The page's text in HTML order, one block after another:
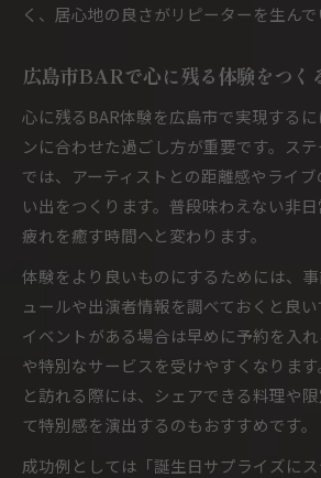
く、居心地の良さがリピーターを生んで
広島市BARで心に残る体験をつく
心に残るBAR体験を広島市で実現する
ンに合わせた過ごし方が重要です。ス
では、アーティストとの距離感やライ
い出をつくります。普段味わえない非
疲れを癒す時間へと変わります。
体験をより良いものにするためには、
ュールや出演者情報を調べておくと良
イベントがある場合は早めに予約を入
や特別なサービスを受けやすくなりま
と訪れる際には、シェアできる料理や
て特別感を演出するのもおすすめです。
成功例としては「誕生日サプライズに